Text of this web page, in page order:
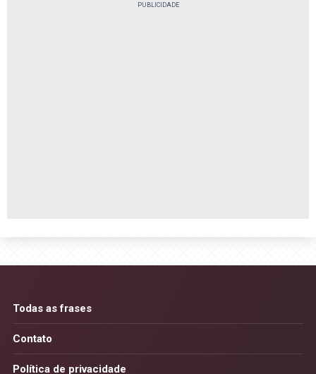
PUBLICIDADE
Todas as frases
Contato
Política de privacidade